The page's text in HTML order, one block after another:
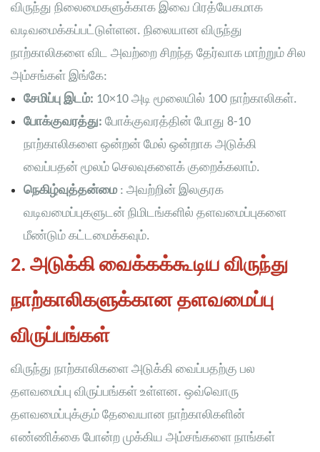
விருந்து நிலைமைகளுக்காக இவை பிரத்யேகமாக
வடிவமைக்கப்பட்டுள்ளன. நிலையான விருந்து
நாற்காலிகளை விட அவற்றை சிறந்த தேர்வாக மாற்றும் சில
அம்சங்கள் இங்கே:
சேமிப்பு இடம்: 10×10 அடி மூலையில் 100 நாற்காலிகள்.
போக்குவரத்து: போக்குவரத்தின் போது 8-10
நாற்காலிகளை ஒன்றன் மேல் ஒன்றாக அடுக்கி
வைப்பதன் மூலம் செலவுகளைக் குறைக்கலாம்.
நெகிழ்வுத்தன்மை : அவற்றின் இலகுரக
வடிவமைப்புகளுடன் நிமிடங்களில் தளவமைப்புகளை
மீண்டும் கட்டமைக்கவும்.
2. அடுக்கி வைக்கக்கூடிய விருந்து
நாற்காலிகளுக்கான தளவமைப்பு
விருப்பங்கள்
விருந்து நாற்காலிகளை அடுக்கி வைப்பதற்கு பல
தளவமைப்பு விருப்பங்கள் உள்ளன. ஒவ்வொரு
தளவமைப்புக்கும் தேவையான நாற்காலிகளின்
எண்ணிக்கை போன்ற முக்கிய அம்சங்களை நாங்கள்